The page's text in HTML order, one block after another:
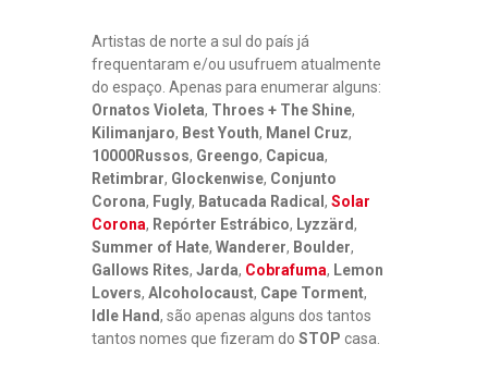
Artistas de norte a sul do país já
frequentaram e/ou usufruem atualmente
do espaço. Apenas para enumerar alguns:
Ornatos Violeta, Throes + The Shine,
Kilimanjaro, Best Youth, Manel Cruz,
10000Russos, Greengo, Capicua,
Retimbrar, Glockenwise, Conjunto
Corona, Fugly, Batucada Radical , Solar
Corona, Repórter Estrábico, Lyzzärd,
Summer of Hate, Wanderer, Boulder,
Gallows Rites, Jarda, Cobrafuma, Lemon
Lovers, Alcoholocaust, Cape Torment,
Idle Hand, são apenas alguns dos tantos
tantos nomes que fizeram do STOP casa.